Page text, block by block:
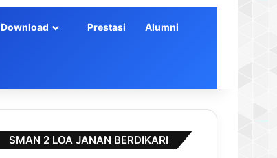
Download Prestasi Alumni
SMAN 2 LOA JANAN BERDIKARI